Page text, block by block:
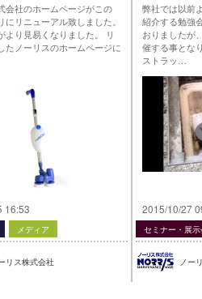
会社のホームページがこの
にリニューアル致しました。
より見易くなりました。 リ
たノーリスのホームページに
16:53
メディア
リス株式会社
弊社では以前
紹介する勉強
おりましたが
催する事とな
ストラッ…
2015/10/27
セミナー・展
ノー